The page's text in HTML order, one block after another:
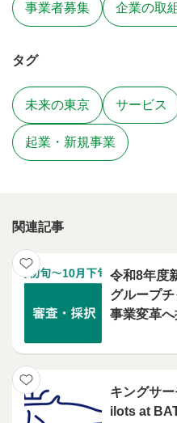
事業者募集 企業の取
タグ
未来の東京 サービス
起業・新規事業
関連記事
令和8年度
グループチ
事業変革
キングサ
ilots at